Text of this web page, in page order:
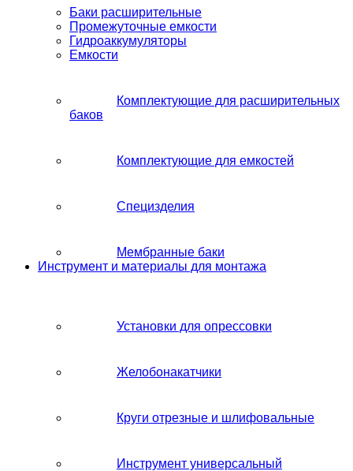
Баки расширительные
Промежуточные емкости
Гидроаккумуляторы
Емкости
Комплектующие для расширительных
баков
Комплектующие для емкостей
Специзделия
Мембранные баки
Инструмент и материалы для монтажа
Установки для опрессовки
Желобонакатчики
Круги отрезные и шлифовальные
Инструмент универсальный